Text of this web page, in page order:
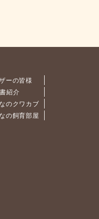
ーの皆様
紹介
のクワカブ
の飼育部屋